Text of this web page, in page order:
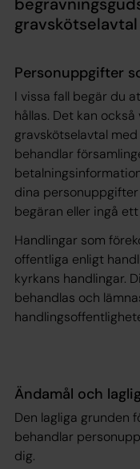
gravskötselavtal
Personuppgifter
I vissa fall begär du
hållas. Det kan
gravskötselavtal
behandlar
dina
begäran eller ingå
Handlingar som
offentliga enligt
kyrkans handlingar.
behandlas och
Ändamål och
Den lagliga grunden
behandlar
dig.